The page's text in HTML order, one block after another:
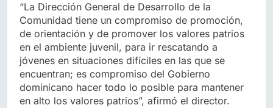
“La Dirección General de Desarrollo de la
Comunidad tiene un compromiso de promoción,
de orientación y de promover los valores patrios
en el ambiente juvenil, para ir rescatando a
jóvenes en situaciones difíciles en las que se
encuentran; es compromiso del Gobierno
dominicano hacer todo lo posible para mantener
en alto los valores patrios”, afirmó el director.